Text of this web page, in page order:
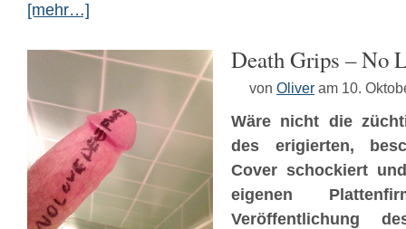
[mehr…]
Death Grips – No
von Oliver am 10.
Wäre nicht die
des erigierten,
Cover schockiert
eigenen
Veröffentlichung